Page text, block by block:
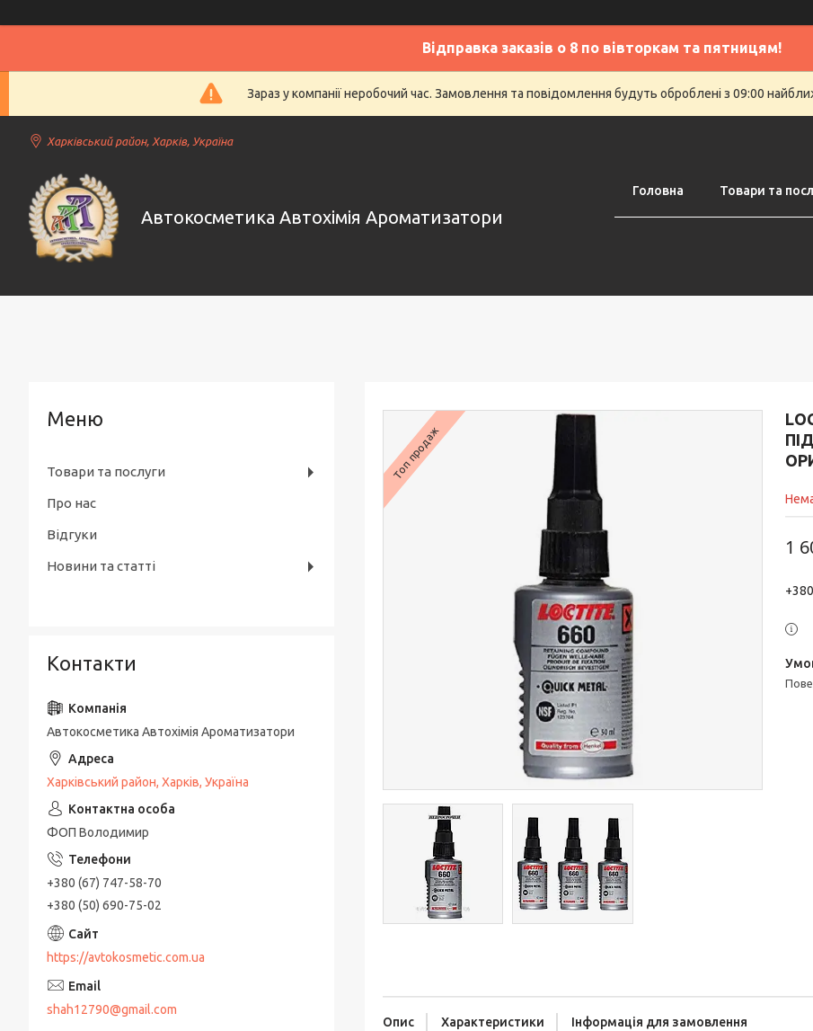
Відправка заказів о 8 по вівторкам та пятницям!
Зараз у компанії неробочий час. Замовлення та повідомлення будуть оброблені з 09:00
Харківський район, Харків, Україна
Автокосметика Автохімія Ароматизатори
Головна Товари та
1
Топ продаж
Опис Характеристики Інформація для замовлення
Товари та послуги
Про нас
Відгуки
Новини та статті
Контакти
Автокосметика Автохімія Ароматизатори
Харківський район, Харків, Україна
ФОП Володимир
+380 (67) 747-58-70
+380 (50) 690-75-02
https://avtokosmetic.com.ua
shah12790@gmail.com